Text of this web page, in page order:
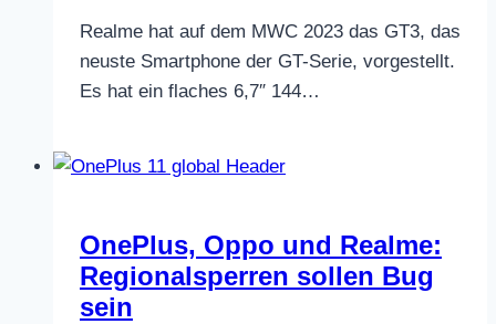
Realme hat auf dem MWC 2023 das GT3, das
neuste Smartphone der GT-Serie, vorgestellt.
Es hat ein flaches 6,7″ 144…
OnePlus, Oppo und Realme:
Regionalsperren sollen Bug
sein